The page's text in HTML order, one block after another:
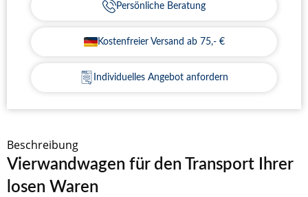
Persönliche Beratung
Kostenfreier Versand ab 75,- €
Individuelles Angebot anfordern
Beschreibung
Vierwandwagen für den Transport Ihrer
losen Waren